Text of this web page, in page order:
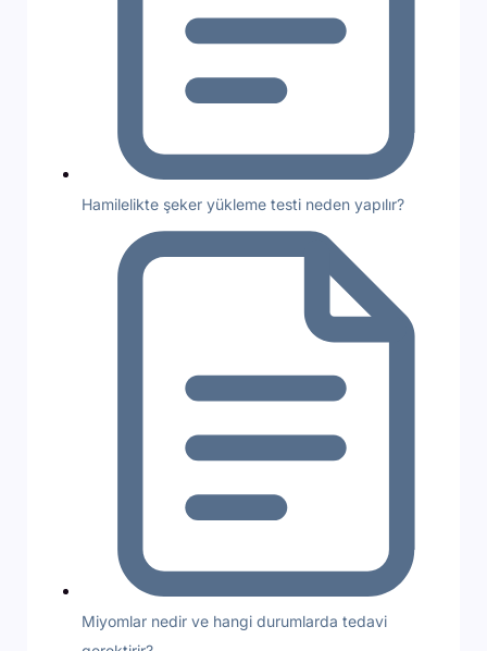
Hamilelikte şeker yükleme testi neden yapılır?
Miyomlar nedir ve hangi durumlarda tedavi